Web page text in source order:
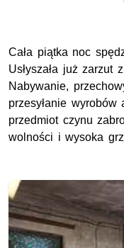
Cała piątka noc
Usłyszała już
Nabywanie,
przesyłanie wyrobów
przedmiot czynu
wolności i wysoka